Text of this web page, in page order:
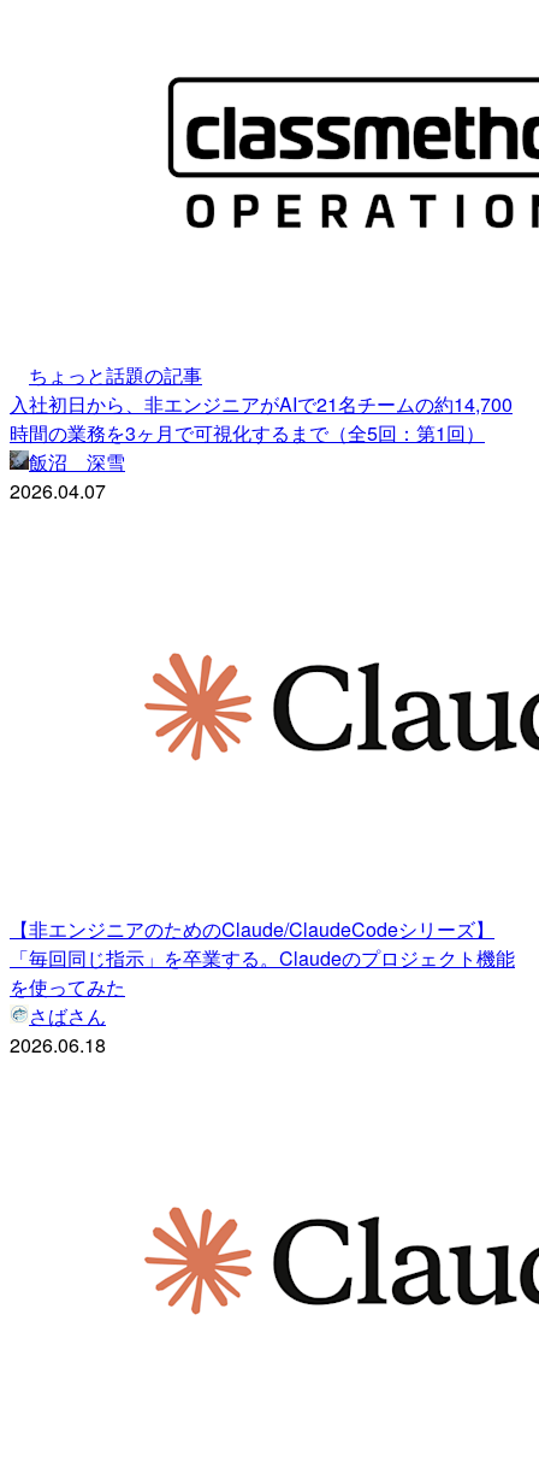
ちょっと話題の記事
入社初日から、非エンジニアがAIで21名チームの約14,700
時間の業務を3ヶ月で可視化するまで（全5回：第1回）
飯沼 深雪
2026.04.07
【非エンジニアのためのClaude/ClaudeCodeシリーズ】
「毎回同じ指示」を卒業する。Claudeのプロジェクト機能
を使ってみた
さばさん
2026.06.18